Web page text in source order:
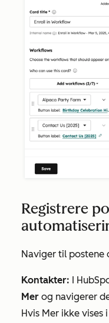
Registrere
Naviger til postene
Kontakter: I
Mer og navigerer
Hvis Mer ikke vises